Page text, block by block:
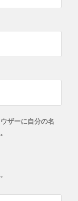
ザーに自分の名